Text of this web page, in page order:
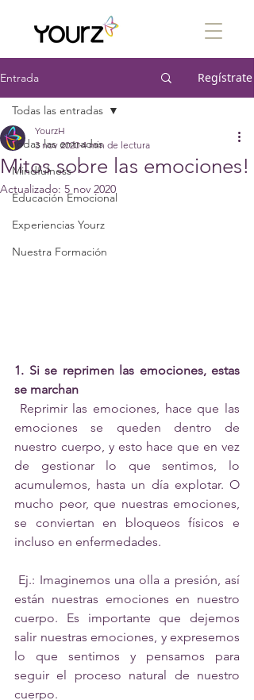
Entrada Regístrate
Todas las entradas
Mindfulness
Educación Emocional
Experiencias Yourz
Nuestra Formación
Todas las entradas
Mitos sobre las emociones!
YourzH
3 nov 2020 4 min de lectura
Actualizado: 5 nov 2020
1. Si se reprimen las emociones, estas
se marchan
emociones se queden dentro de
nuestro cuerpo, y esto hace que en vez
de gestionar lo que sentimos, lo
acumulemos, hasta un día explotar. O
mucho peor, que nuestras emociones,
se conviertan en bloqueos físicos e
incluso en enfermedades.
están nuestras emociones en nuestro
cuerpo. Es importante que dejemos
salir nuestras emociones, y expresemos
lo que sentimos y pensamos para
seguir el proceso natural de nuestro
cuerpo.